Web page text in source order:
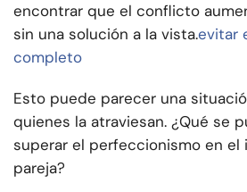
encontrar que el conflicto
sin una solución a la vista.evitar
completo
Esto puede parecer una
quienes la atraviesan. ¿Qué se
superar el perfeccionismo en el
pareja?